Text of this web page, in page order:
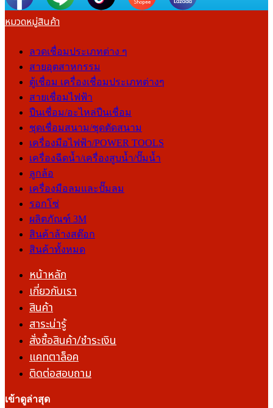
หมวดหมู่สินค้า
ลวดเชื่อมประเภทต่าง ๆ
สายอุตสาหกรรม
ตู้เชื่อม เครื่องเชื่อมประเภทต่างๆ
สายเชื่อมไฟฟ้า
ปืนเชื่อม/อะไหล่ปืนเชื่อม
ชุดเชื่อมสนาม/ชุดตัดสนาม
เครื่องมือไฟฟ้า/POWER TOOLS
เครื่องฉีดน้ำ/เครื่องสูบน้ำ/ปั๊มน้ำ
ลูกล้อ
เครื่องมือลมและปั๊มลม
รอกโซ่
ผลิตภัณฑ์ 3M
สินค้าล้างสต๊อก
สินค้าทั้งหมด
หน้าหลัก
เกี่ยวกับเรา
สินค้า
สาระน่ารู้
สั่งซื้อสินค้า/ชำระเงิน
แคทตาล็อค
ติดต่อสอบถาม
เข้าดูล่าสุด